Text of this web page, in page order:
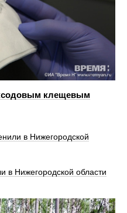
клещевым
в Нижегородской
в Нижегородской области